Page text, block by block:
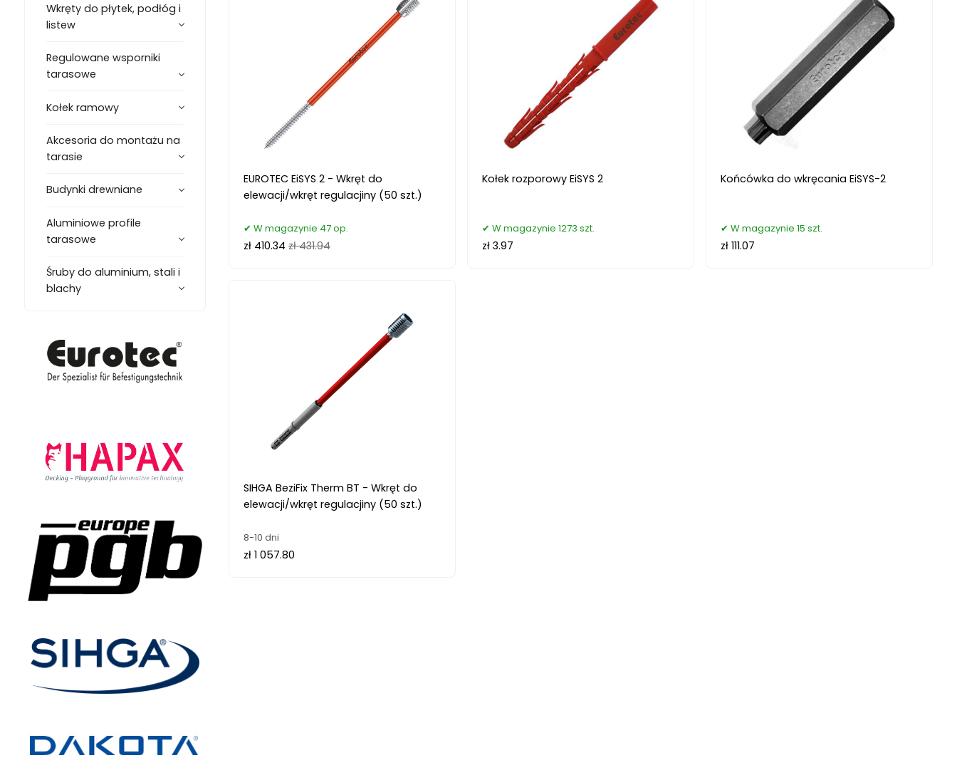
Wkręty do płytek, podłóg i
listew
Regulowane wsporniki
tarasowe
Kołek ramowy
Akcesoria do montażu na
tarasie
Budynki drewniane
Aluminiowe profile
tarasowe
Śruby do aluminium, stali i
blachy
EUROTEC EiSYS 2 - Wkręt do
elewacji/wkręt regulacjiny (50 szt.)
W magazynie 47 op.
zł 410.34 zł 431.94
Kołek rozporowy EiSYS 2
W magazynie 1273 szt.
zł 3.97
Końcówka do wkręcania EiSYS-2
W magazynie 15 szt.
zł 111.07
SIHGA BeziFix Therm BT - Wkręt do
elewacji/wkręt regulacjiny (50 szt.)
8-10 dni
zł 1 057.80